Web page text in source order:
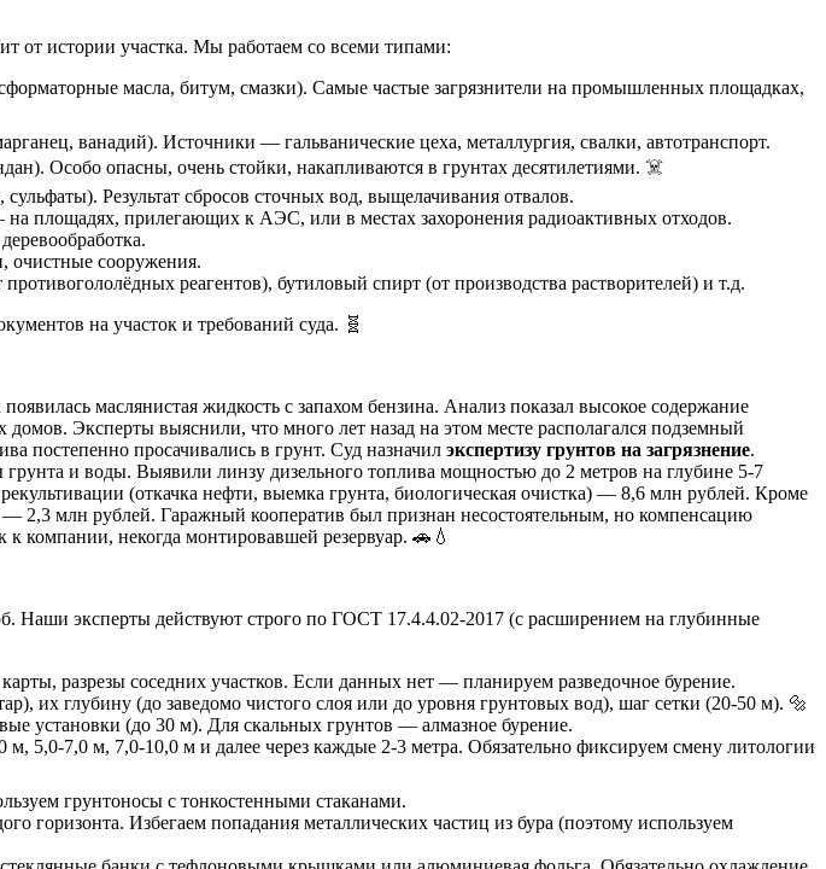
от истории участка. Мы работаем со всеми типами:
масла, битум, смазки). Самые частые загрязнители на промышленных площадках,
ванадий). Источники — гальванические цеха, металлургия, свалки, автотранспорт.
Особо опасны, очень стойки, накапливаются в грунтах десятилетиями. ☠️
Результат сбросов сточных вод, выщелачивания отвалов.
площадях, прилегающих к АЭС, или в местах захоронения радиоактивных отходов.
очистные сооружения.
реагентов), бутиловый спирт (от производства растворителей) и т.д.
на участок и требований суда. 🧬
маслянистая жидкость с запахом бензина. Анализ показал высокое содержание
домов. Эксперты выяснили, что много лет назад на этом месте располагался подземный
постепенно просачивались в грунт. Суд назначил экспертизу грунтов на загрязнение.
и воды. Выявили линзу дизельного топлива мощностью до 2 метров на глубине 5-7
(откачка нефти, выемка грунта, биологическая очистка) — 8,6 млн рублей. Кроме
— 2,3 млн рублей. Гаражный кооператив был признан несостоятельным, но компенсацию
компании, некогда монтировавшей резервуар. 🚗💧
Наши эксперты действуют строго по ГОСТ 17.4.4.02-2017 (с расширением на глубинные
разрезы соседних участков. Если данных нет — планируем разведочное бурение.
их глубину (до заведомо чистого слоя или до уровня грунтовых вод), шаг сетки (20-50 м). 🔩
установки (до 30 м). Для скальных грунтов — алмазное бурение.
5,0-7,0 м, 7,0-10,0 м и далее через каждые 2-3 метра. Обязательно фиксируем смену литологии
грунтоносы с тонкостенными стаканами.
горизонта. Избегаем попадания металлических частиц из бура (поэтому используем